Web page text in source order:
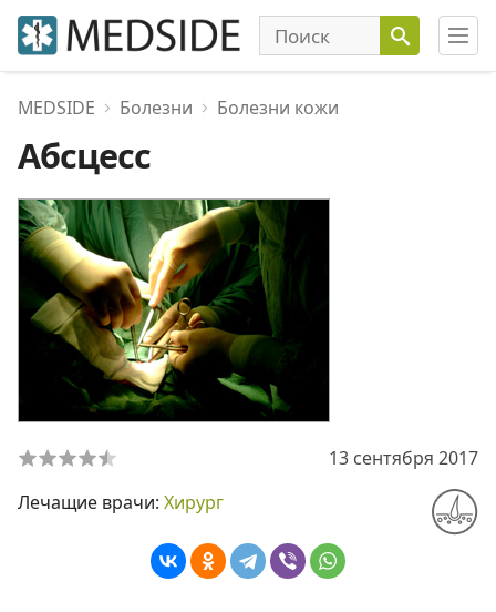
MEDSIDE Болезни Болезни кожи
Абсцесс
13 сентября 2017
Лечащие врачи: Хирург